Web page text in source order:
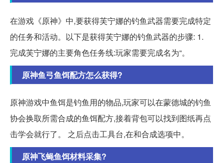
在游戏《原神》中,要获得芙宁娜的钓鱼武器需要完成特定
的任务和活动。以下是获得芙宁娜的钓鱼武器的步骤: 1.
完成芙宁娜的主要角色任务线:玩家需要完成名为“。
原神鱼弓鱼饵配方怎么获得?
原神游戏中鱼饵是钓鱼用的物品,玩家可以在蒙德城的钓鱼
协会换取所需合成的鱼饵配方,接着背包可以找到图纸再点
击学会就行了。 之后点击工具台,在和合成选项中。
原神飞蝇鱼饵材料采集?